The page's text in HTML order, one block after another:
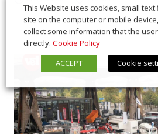
This Website uses cookies, small
site on the computer or mobile
collect some information that the
directly. Cookie Policy
ACCEPT
Cookie